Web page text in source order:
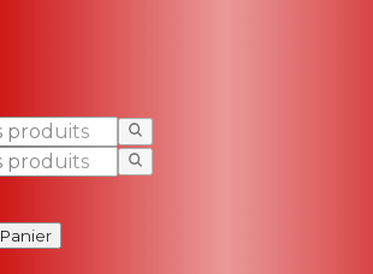
Panier